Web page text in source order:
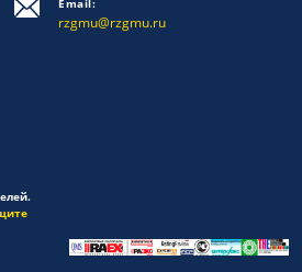
rzgmu@rzgmu.ru